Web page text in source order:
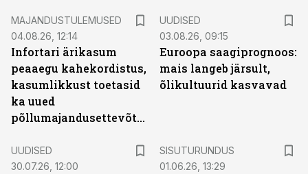
MAJANDUSTULEMUSED
04.08.26, 12:14
Infortari ärikasum
peaaegu kahekordistus,
kasumlikkust toetasid
ka uued
põllumajandusettevõtted
UUDISED
03.08.26, 09:15
Euroopa saagiprognoos:
mais langeb järsult,
õlikultuurid kasvavad
UUDISED
30.07.26, 12:00
SISUTURUNDUS
01.06.26, 13:29